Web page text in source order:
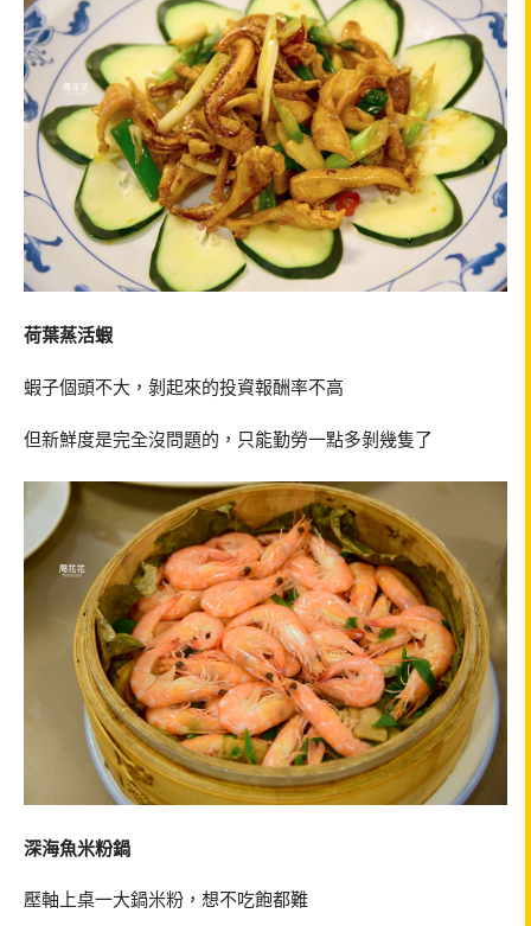
荷葉蒸活蝦
蝦子個頭不大，剝起來的投資報酬率不高
但新鮮度是完全沒問題的，只能勤勞一點多剝幾隻了
深海魚米粉鍋
壓軸上桌一大鍋米粉，想不吃飽都難